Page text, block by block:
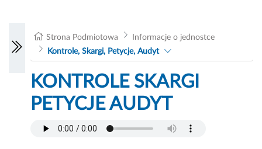
Strona Podmiotowa
Informacje o jednostce
Kontrole, Skargi, Petycje, Audyt
KONTROLE SKARGI
PETYCJE AUDYT